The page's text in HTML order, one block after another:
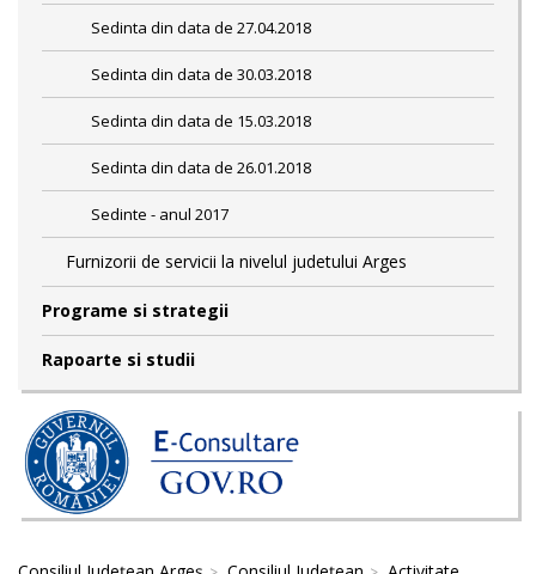
Sedinta din data de 27.04.2018
Sedinta din data de 30.03.2018
Sedinta din data de 15.03.2018
Sedinta din data de 26.01.2018
Sedinte - anul 2017
Furnizorii de servicii la nivelul judetului Arges
Programe si strategii
Rapoarte si studii